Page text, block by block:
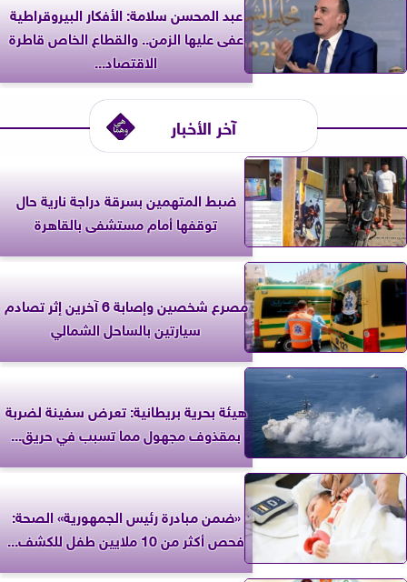
عبد المحسن سلامة: الأفكار البيروقراطية
عفى عليها الزمن.. والقطاع الخاص قاطرة
الاقتصاد...
آخر الأخبار
ضبط المتهمين بسرقة دراجة نارية حال
توقفها أمام مستشفى بالقاهرة
مصرع شخصين وإصابة 6 آخرين إثر تصادم
سيارتين بالساحل الشمالي
‎هيئة بحرية بريطانية: تعرض سفينة لضربة
بمقذوف مجهول مما تسبب في حريق...
«ضمن مبادرة رئيس الجمهورية» الصحة:
فحص أكثر من 10 ملايين طفل للكشف...